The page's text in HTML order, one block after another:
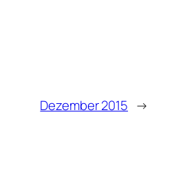
Dezember 2015 →